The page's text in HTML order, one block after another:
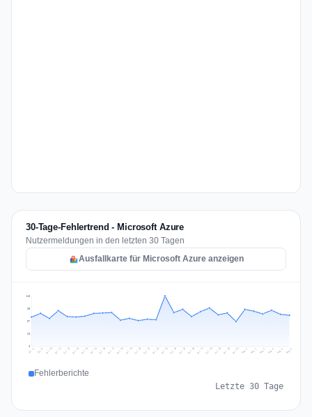
30-Tage-Fehlertrend - Microsoft Azure
Nutzermeldungen in den letzten 30 Tagen
Ausfallkarte für Microsoft Azure anzeigen
28
57
85
113
Jul 8 Jul 9 Jul 10 Jul 11 Jul 12 Jul 13 Jul 14 Jul 15 Jul 16 Jul 17 Jul 18 Jul 19 Jul 20 Jul 21 Jul 22 Jul 23 Jul 24 Jul 25 Jul 26 Jul 27 Jul 28 Jul 29 Jul 30 Jul 31 Aug 1 Aug 2 Aug 3 Aug 4 Aug 5 Aug 6
Fehlerberichte
Letzte 30 Tage